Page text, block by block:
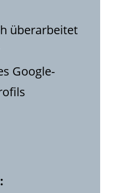
überarbeitet
Google-